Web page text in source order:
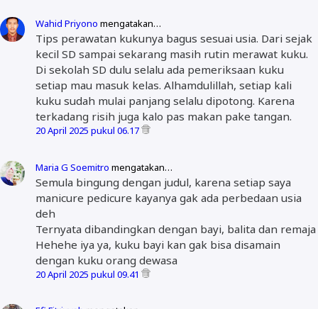
Wahid Priyono mengatakan…
Tips perawatan kukunya bagus sesuai usia. Dari sejak
kecil SD sampai sekarang masih rutin merawat kuku.
Di sekolah SD dulu selalu ada pemeriksaan kuku
setiap mau masuk kelas. Alhamdulillah, setiap kali
kuku sudah mulai panjang selalu dipotong. Karena
terkadang risih juga kalo pas makan pake tangan.
20 April 2025 pukul 06.17
Maria G Soemitro mengatakan…
Semula bingung dengan judul, karena setiap saya
manicure pedicure kayanya gak ada perbedaan usia
deh
Ternyata dibandingkan dengan bayi, balita dan remaja
Hehehe iya ya, kuku bayi kan gak bisa disamain
dengan kuku orang dewasa
20 April 2025 pukul 09.41